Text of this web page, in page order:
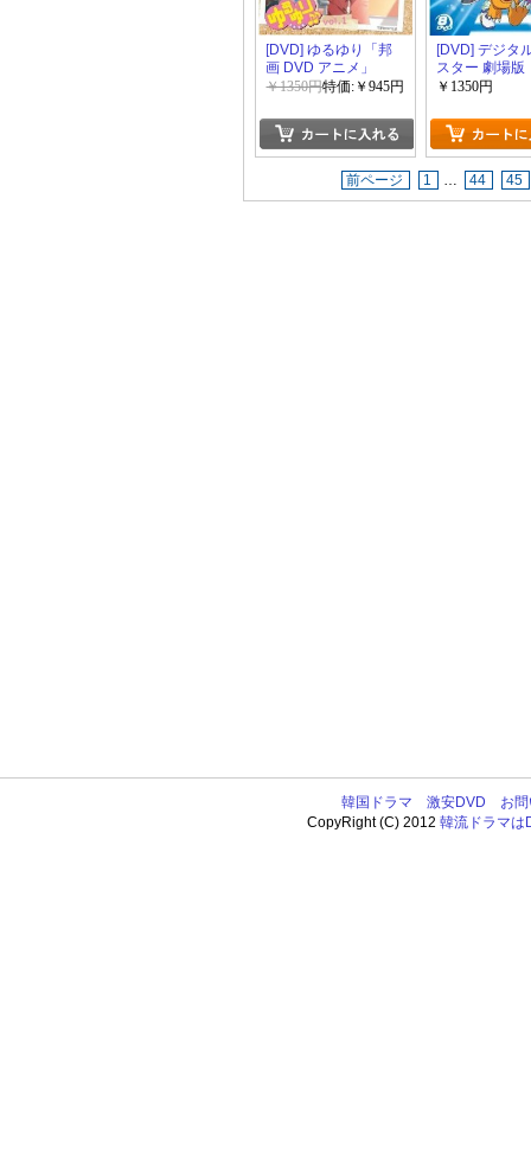
[DVD] ゆるゆり「邦
画 DVD アニメ」
￥1350円特価:￥945円
[DVD] デジタ
スター 劇場版
DVD アニメ」
￥1350円
前ページ 1 … 44 45
韓国ドラマ 激安DVD
お
CopyRight (C) 2012韓流ドラマは